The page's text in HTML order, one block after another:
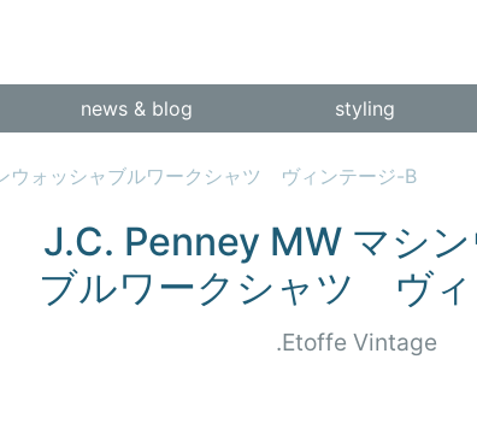
news & blog styling
ウォッシャブルワークシャツ ヴィンテージ-B
J.C. Penney MW マシ
ブルワークシャツ ヴ
.Etoffe Vintage